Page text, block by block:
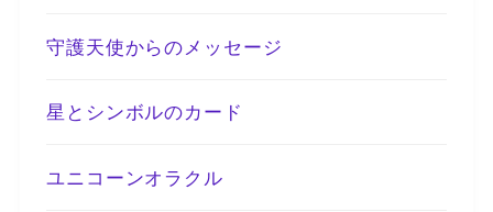
守護天使からのメッセージ
星とシンボルのカード
ユニコーンオラクル